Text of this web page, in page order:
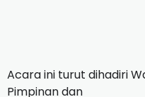
Acara ini turut dihadiri
Pimpinan dan